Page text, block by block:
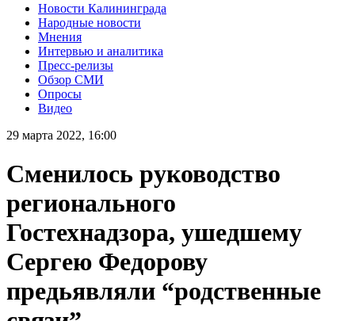
Новости Калининграда
Народные новости
Мнения
Интервью и аналитика
Пресс-релизы
Обзор СМИ
Опросы
Видео
29 марта 2022, 16:00
Сменилось руководство
регионального
Гостехнадзора, ушедшему
Сергею Федорову
предьявляли “родственные